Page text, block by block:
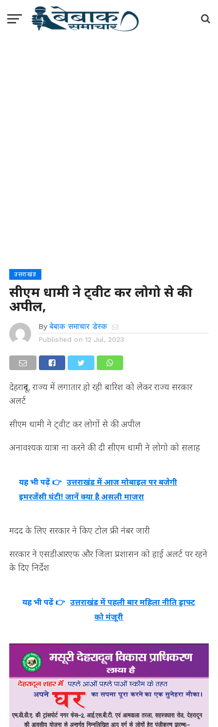
उत्तराखंड
सीएम धामी ने ट्वीट कर लोगो से की
अपील,
By बेबाक समाचार डेस्क
Published on 12 Jul, 2023
देहरादून, राज्य में लगातार हो रही बारिश को लेकर राज्य सरकार
अलर्ट
सीएम धामी ने ट्वीट कर लोगों से की अपील
अनावश्यक यात्रा ना करने की दी सीएम धामी ने लोगो को सलाह
यह भी पढ़ें 👉 उत्तराखंड में आज मोबाइल पर बजेगी
इमरजेंसी घंटी! जानें क्या है असली माजरा
मदद के लिए सरकार ने किए टोल फ्री नंबर जारी
सरकार ने एसडीआरएफ और जिला प्रशासन को हाई अलर्ट पर रहने
के दिए निर्देश
यह भी पढ़ें 👉 उत्तराखंड में पहली बार महिला नीति ड्राफ्ट
को मंजूरी